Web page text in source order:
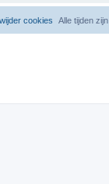
Alle tijden zijn
cookies